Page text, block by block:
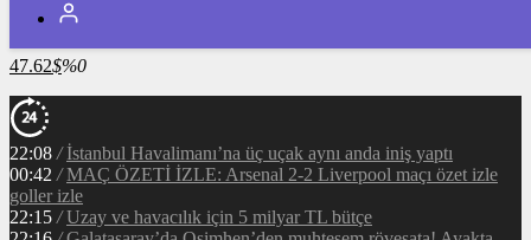
TETHER
47.62$%0
22:08 / İstanbul Havalimanı’na üç uçak aynı anda iniş yaptı
00:42 / MAÇ ÖZETİ İZLE: Arsenal 2-2 Liverpool maçı özet izle
goller izle
22:15 / Uzay ve havacılık için 5 milyar TL bütçe